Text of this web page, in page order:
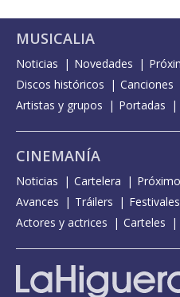
MUSICALIA
Noticias Novedades
Discos históricos
Canciones
Artistas y grupos
Portadas
CINEMANÍA
Noticias Cartelera
Avances
Tráilers
Actores y actrices
Carteles